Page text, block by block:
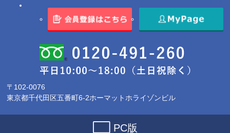
〒102-0076
東京都千代田区五番町6-2ホーマットホライゾンビル
PC版